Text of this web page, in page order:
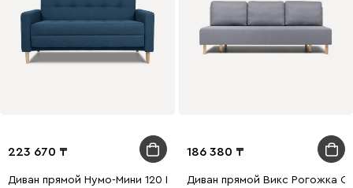
223 670
Диван прямой Нумо-Мини 120 Рогожка Синий
186 380
Диван прямой Викс Рогожка